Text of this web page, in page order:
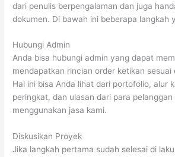
dari penulis berpengalaman dan juga
dokumen. Di bawah ini beberapa langkah
Hubungi Admin
Anda bisa hubungi admin yang dapat
mendapatkan rincian order ketikan sesuai
Hal ini bisa Anda lihat dari portofolio, alur
peringkat, dan ulasan dari para pelanggan
menggunakan jasa kami.
Diskusikan Proyek
Jika langkah pertama sudah selesai di